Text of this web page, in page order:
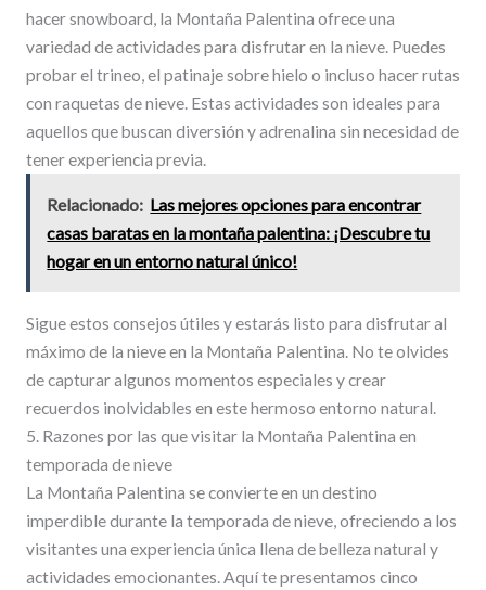
hacer snowboard, la Montaña Palentina ofrece una
variedad de actividades para disfrutar en la nieve. Puedes
probar el trineo, el patinaje sobre hielo o incluso hacer rutas
con raquetas de nieve. Estas actividades son ideales para
aquellos que buscan diversión y adrenalina sin necesidad de
tener experiencia previa.
Relacionado: Las mejores opciones para encontrar
casas baratas en la montaña palentina: ¡Descubre tu
hogar en un entorno natural único!
Sigue estos consejos útiles y estarás listo para disfrutar al
máximo de la nieve en la Montaña Palentina. No te olvides
de capturar algunos momentos especiales y crear
recuerdos inolvidables en este hermoso entorno natural.
5. Razones por las que visitar la Montaña Palentina en
temporada de nieve
La Montaña Palentina se convierte en un destino
imperdible durante la temporada de nieve, ofreciendo a los
visitantes una experiencia única llena de belleza natural y
actividades emocionantes. Aquí te presentamos cinco